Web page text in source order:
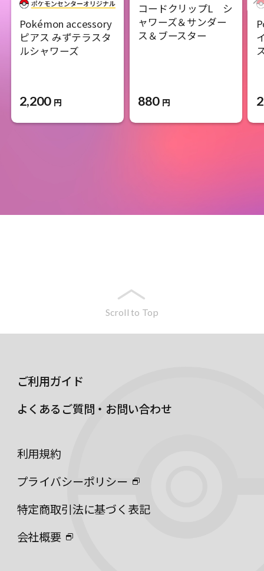
Pokémon accessory
ピアス みずテラスタ
ルシャワーズ
2,200 円
コードクリップL シ
ャワーズ＆サンダー
ス＆ブースター
880 円
Scroll to Top
ご利用ガイド
よくあるご質問・お問い合わせ
利用規約
プライバシーポリシー
特定商取引法に基づく表記
会社概要